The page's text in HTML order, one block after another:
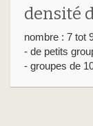
densité
nombre : 7 tot
- de petits
- groupes de